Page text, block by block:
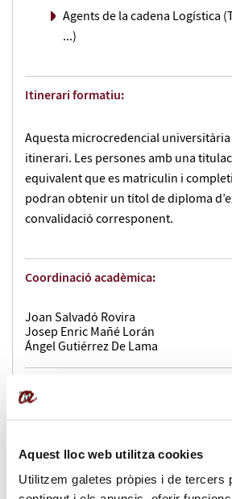
Aquest lloc web utilitza cookies
Utilitzem galetes pròpies i de tercers
Agents de la cadena Logística
...)
Itinerari formatiu:
Aquesta microcredencial
itinerari. Les persones amb una
equivalent que es matriculin i
podran obtenir un títol de diploma
convalidació corresponent.
Coordinació acadèmica:
Joan Salvadó Rovira
Josep Enric Mañé Lorán
Ángel Gutiérrez De Lama
Docents:
Durada: